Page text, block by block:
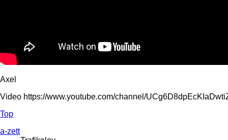
Axel
Video https://www.youtube.com/channel/
Top
a-zett